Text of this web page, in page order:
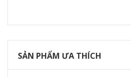
SẢN PHẨM ƯA THÍCH